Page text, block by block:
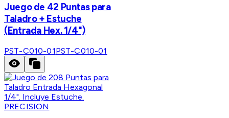
Juego de 42 Puntas para
Taladro + Estuche
(Entrada Hex. 1/4")
PST-C010-01PST-C010-01
PRECISION